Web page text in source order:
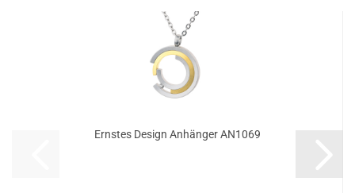
Ernstes Design Anhänger AN1069